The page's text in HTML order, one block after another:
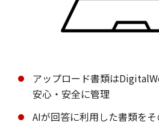
アップロード書類は
安心・安全に管理
AIが回答に利用した書類を